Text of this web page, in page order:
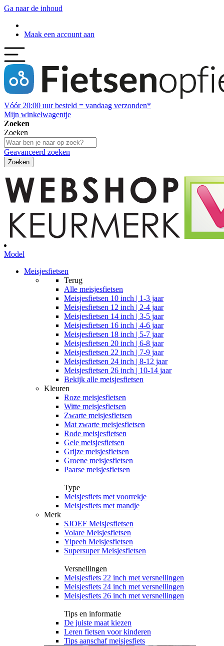
Ga naar de inhoud
Maak een account aan
Vóór 20:00 uur besteld = vandaag verzonden*
Mijn winkelwagentje
Zoeken
Zoeken
Geavanceerd zoeken
Zoeken
Model
Meisjesfietsen
Terug
Alle meisjesfietsen
Meisjesfietsen 10 inch | 1-3 jaar
Meisjesfietsen 12 inch | 2-4 jaar
Meisjesfietsen 14 inch | 3-5 jaar
Meisjesfietsen 16 inch | 4-6 jaar
Meisjesfietsen 18 inch | 5-7 jaar
Meisjesfietsen 20 inch | 6-8 jaar
Meisjesfietsen 22 inch | 7-9 jaar
Meisjesfietsen 24 inch | 8-12 jaar
Meisjesfietsen 26 inch | 10-14 jaar
Bekijk alle meisjesfietsen
Kleuren
Roze meisjesfietsen
Witte meisjesfietsen
Zwarte meisjesfietsen
Mat zwarte meisjesfietsen
Rode meisjesfietsen
Gele meisjesfietsen
Grijze meisjesfietsen
Groene meisjesfietsen
Paarse meisjesfietsen
Type
Meisjesfiets met voorrekje
Meisjesfiets met mandje
Merk
SJOEF Meisjesfietsen
Volare Meisjesfietsen
Yipeeh Meisjesfietsen
Supersuper Meisjesfietsen
Versnellingen
Meisjesfiets 22 inch met versnellingen
Meisjesfiets 24 inch met versnellingen
Meisjesfiets 26 inch met versnellingen
Tips en informatie
De juiste maat kiezen
Leren fietsen voor kinderen
Tips aanschaf meisjesfiets